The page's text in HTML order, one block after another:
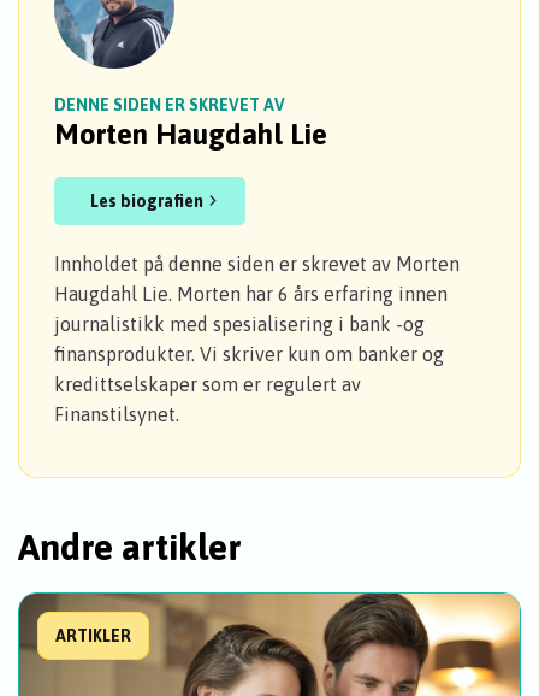
DENNE SIDEN ER SKREVET AV
Morten Haugdahl Lie
Les biografien
Innholdet på denne siden er skrevet av Morten
Haugdahl Lie. Morten har 6 års erfaring innen
journalistikk med spesialisering i bank -og
finansprodukter. Vi skriver kun om banker og
kredittselskaper som er regulert av
Finanstilsynet.
Andre artikler
ARTIKLER